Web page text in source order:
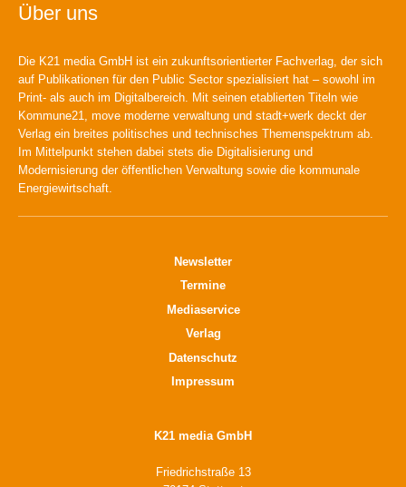
Über uns
Die K21 media GmbH ist ein zukunftsorientierter Fachverlag, der sich
auf Publikationen für den Public Sector spezialisiert hat – sowohl im
Print- als auch im Digitalbereich. Mit seinen etablierten Titeln wie
Kommune21, move moderne verwaltung und stadt+werk deckt der
Verlag ein breites politisches und technisches Themenspektrum ab.
Im Mittelpunkt stehen dabei stets die Digitalisierung und
Modernisierung der öffentlichen Verwaltung sowie die kommunale
Energiewirtschaft.
Newsletter
Termine
Mediaservice
Verlag
Datenschutz
Impressum
K21 media GmbH
Friedrichstraße 13